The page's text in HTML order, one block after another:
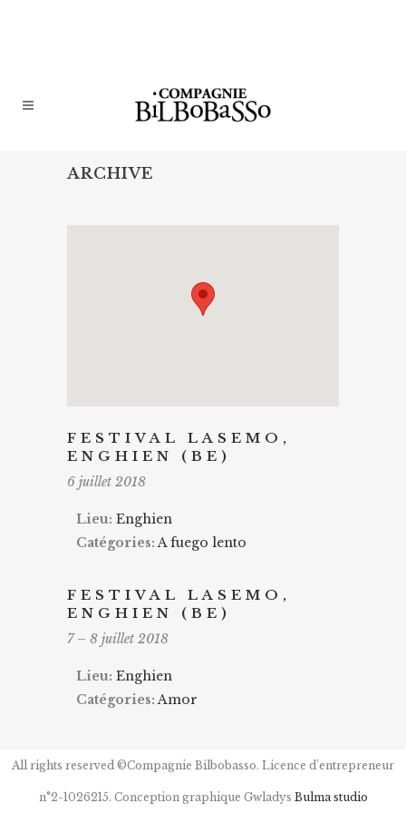
ARCHIVE
FESTIVAL LASEMO,
ENGHIEN (BE)
6 juillet 2018
Lieu: Enghien
Catégories: A fuego lento
FESTIVAL LASEMO,
ENGHIEN (BE)
7– 8 juillet 2018
Lieu: Enghien
Catégories: Amor
All rights reserved ©Compagnie Bilbobasso. Licence d'entrepreneur
n°2-1026215. Conception graphique Gwladys Bulma studio